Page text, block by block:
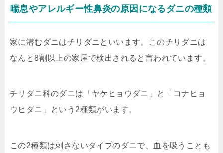
喘息やアレルギー性鼻炎の原因になるダニの種類
家に潜むダニはチリダニといいます。このチリダニは
なんと8割以上の家屋で検出されると言われています。
チリダニ科のダニは「ヤケヒョウダニ」と「コナヒョ
ウヒダニ」という2種類がいます。
この2種類は刺さないタイプのダニで、血を吸うことも